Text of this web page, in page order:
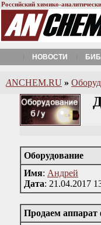
Российский химико-
НОВОСТИ
ANCHEM.RU »
Оборудование
Имя: Андрей
Дата: 21.04.2017
Продаем